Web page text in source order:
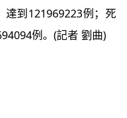
達到121969223例；死
例。(記者 劉曲)